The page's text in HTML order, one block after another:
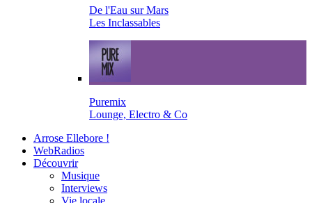
De l'Eau sur Mars
Les Inclassables
Puremix
Lounge, Electro & Co
Arrose Ellebore !
WebRadios
Découvrir
Musique
Interviews
Vie locale